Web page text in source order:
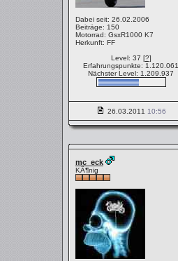
Dabei seit: 26.02.2006
Beiträge: 150
Motorrad: GsxR1000 K7
Herkunft: FF
Level: 37 [?]
Erfahrungspunkte: 1.120.061
Nächster Level: 1.209.937
26.03.2011 10:56
mc_eck
KÃ¶nig